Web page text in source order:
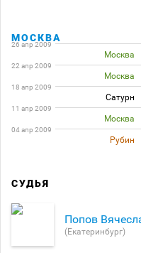
МОСКВА
26 апр 2009
Москва
22 апр 2009
Москва
18 апр 2009
Сатурн
11 апр 2009
Москва
04 апр 2009
Рубин
СУДЬЯ
Попов
(Екатеринбург)